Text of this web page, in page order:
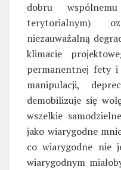
dobru
terytorialnym)
niezauważalną
klimacie
permanentnej fety i
manipulacji,
demobilizuje się
wszelkie
jako wiarygodne
co wiarygodne nie
wiarygodnym